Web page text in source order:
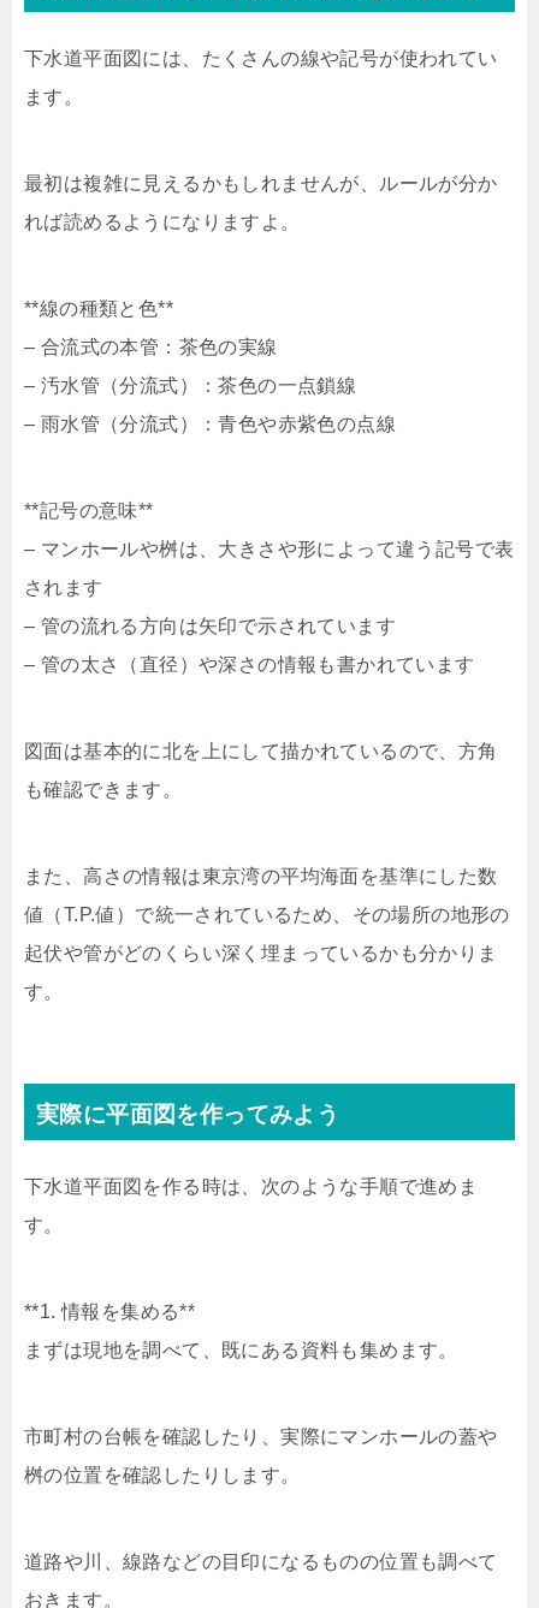
下水道平面図には、たくさんの線や記号が使われてい
ます。
最初は複雑に見えるかもしれませんが、ルールが分か
れば読めるようになりますよ。
**線の種類と色**
– 合流式の本管：茶色の実線
– 汚水管（分流式）：茶色の一点鎖線
– 雨水管（分流式）：青色や赤紫色の点線
**記号の意味**
– マンホールや桝は、大きさや形によって違う記号で表
されます
– 管の流れる方向は矢印で示されています
– 管の太さ（直径）や深さの情報も書かれています
図面は基本的に北を上にして描かれているので、方角
も確認できます。
また、高さの情報は東京湾の平均海面を基準にした数
値（T.P.値）で統一されているため、その場所の地形の
起伏や管がどのくらい深く埋まっているかも分かりま
す。
実際に平面図を作ってみよう
下水道平面図を作る時は、次のような手順で進めま
す。
**1. 情報を集める**
まずは現地を調べて、既にある資料も集めます。
市町村の台帳を確認したり、実際にマンホールの蓋や
桝の位置を確認したりします。
道路や川、線路などの目印になるものの位置も調べて
おきます。